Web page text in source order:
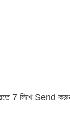
7 লিখে Send